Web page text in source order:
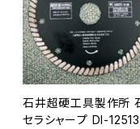
石井超硬工具製作所
セラシャープ DI-